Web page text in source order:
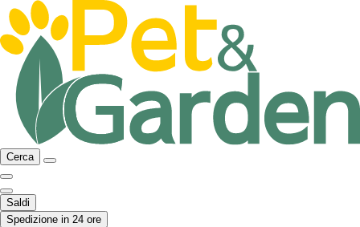
Cerca
Saldi
Spedizione in 24 ore